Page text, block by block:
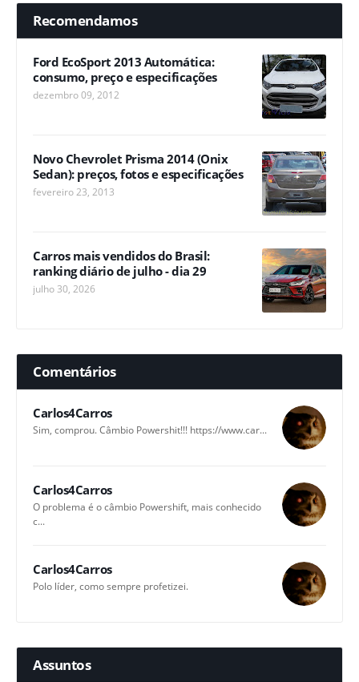
Recomendamos
Ford EcoSport 2013 Automática:
consumo, preço e especificações
dezembro 09, 2012
Novo Chevrolet Prisma 2014 (Onix
Sedan): preços, fotos e especificações
fevereiro 23, 2013
Carros mais vendidos do Brasil:
ranking diário de julho - dia 29
julho 30, 2026
Comentários
Carlos4Carros
Sim, comprou. Câmbio Powershit!!! https://www.car...
Carlos4Carros
O problema é o câmbio Powershift, mais conhecido
c...
Carlos4Carros
Polo líder, como sempre profetizei.
Assuntos